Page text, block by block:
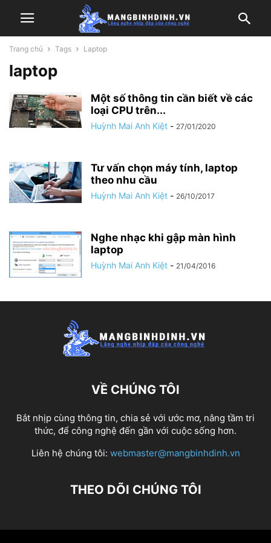
Trang chủ Tags Laptop
laptop
Một số thông tin cần biết về các
loại CPU trên...
Huỳnh Mai Anh Kiệt - 27/01/2020
Tư vấn chọn máy tính, laptop
theo nhu cầu
Huỳnh Mai Anh Kiệt - 26/10/2017
Nghe nhạc khi gập màn hình
laptop
Huỳnh Mai Anh Kiệt - 21/04/2016
VỀ CHÚNG TÔI
Bắt nhịp cùng thông tin, chia sẻ với ước mơ, nâng tầm tri
thức, để công nghệ đến gần với cuộc sống hơn.
Liên hệ chúng tôi: webmaster@mangbinhdinh.vn
THEO DÕI CHÚNG TÔI